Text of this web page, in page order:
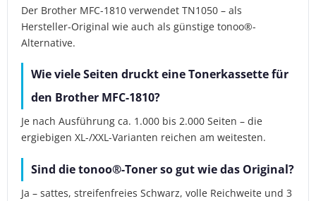
Der Brother MFC-1810 verwendet TN1050 – als
Hersteller-Original wie auch als günstige tonoo®-
Alternative.
Wie viele Seiten druckt eine Tonerkassette für
den Brother MFC-1810?
Je nach Ausführung ca. 1.000 bis 2.000 Seiten – die
ergiebigen XL-/XXL-Varianten reichen am weitesten.
Sind die tonoo®-Toner so gut wie das Original?
Ja – sattes, streifenfreies Schwarz, volle Reichweite und 3